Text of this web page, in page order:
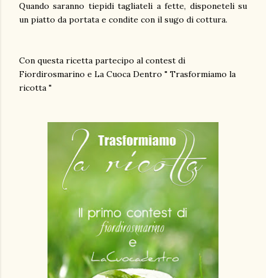
Quando saranno tiepidi tagliateli a fette, disponeteli su
un piatto da portata e condite con il sugo di cottura.
Con questa ricetta partecipo al contest di
Fiordirosmarino e La Cuoca Dentro " Trasformiamo la
ricotta "